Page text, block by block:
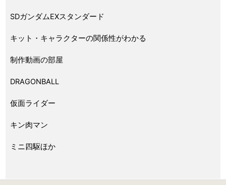
SDガンダムEXスタンダード
キット・キャラクターの関係性がわかる
制作動画の部屋
DRAGONBALL
仮面ライダー
キン肉マン
ミニ四駆ほか